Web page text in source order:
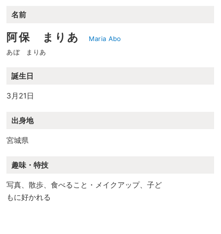
名前
阿保 まりあ
Maria Abo
あぼ まりあ
誕生日
3月21日
出身地
宮城県
趣味・特技
写真、散歩、食べること・メイクアップ、子ど
もに好かれる